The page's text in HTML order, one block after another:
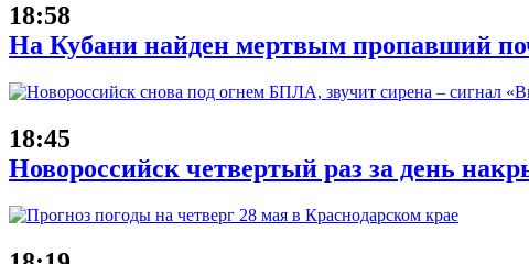
18:58
На Кубани найден мертвым пропавший
18:45
Новороссийск четвертый раз за день